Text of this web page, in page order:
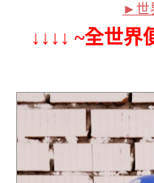
►世
↓↓↓↓ ~全世界